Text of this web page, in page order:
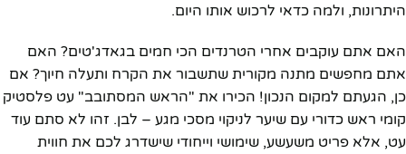
היתרונות, ולמה כדאי לרכוש אותו היום.
האם אתם עוקבים אחרי הטרנדים הכי חמים בגאדג'טים? האם
אתם מחפשים מתנה מקורית שתשבור את הקרח ותעלה חיוך? אם
כן, הגעתם למקום הנכון! הכירו את "הראש המסתובב" עט פלסטיק
קומי ראש כדורי עם שיער לניקוי מסכי מגע – לבן. זהו לא סתם עוד
עט, אלא פריט משעשע, שימושי וייחודי שישדרג לכם את חווית